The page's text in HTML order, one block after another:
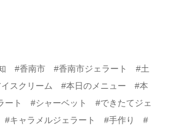
知#香南市 #香南市ジェラート #土
イスクリーム#本日のメニュー#本
ート#シャーベット#できたてジェ
キャラメルジェラート#手作り#